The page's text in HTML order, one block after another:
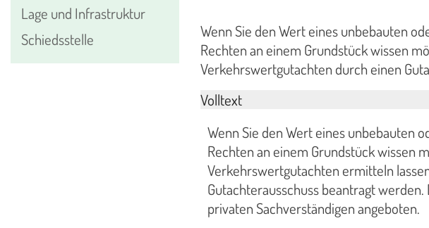
Lage und Infrastruktur
Schiedsstelle
Wenn Sie den Wert eines unbebauten
Rechten an einem Grundstück wissen
Verkehrswertgutachten durch einen
Volltext
Wenn Sie den Wert eines unbebauten
Rechten an einem Grundstück wissen
Verkehrswertgutachten ermitteln
Gutachterausschuss beantragt
privaten Sachverständigen angeboten.